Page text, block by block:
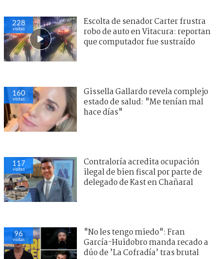
228
visitas
Escolta de senador Carter frustra
robo de auto en Vitacura: reportan
que computador fue sustraído
160
visitas
Gissella Gallardo revela complejo
estado de salud: "Me tenían mal
hace días"
117
visitas
Contraloría acredita ocupación
ilegal de bien fiscal por parte de
delegado de Kast en Chañaral
96
visitas
"No les tengo miedo": Fran
García-Huidobro manda recado a
dúo de ’La Cofradía’ tras brutal